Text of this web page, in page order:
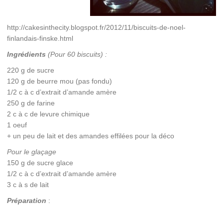
http://cakesinthecity.blogspot.fr/2012/11/biscuits-de-noel-
finlandais-finske.html
Ingrédients (Pour 60 biscuits) :
220 g de sucre
120 g de beurre mou (pas fondu)
1/2 c à c d’extrait d’amande amère
250 g de farine
2 c à c de levure chimique
1 oeuf
+ un peu de lait et des amandes effilées pour la déco
Pour le glaçage
150 g de sucre glace
1/2 c à c d’extrait d’amande amère
3 c à s de lait
Préparation :